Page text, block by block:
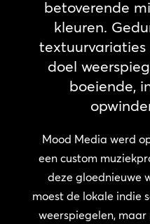
betoverende
kleuren.
textuurvariaties
doel
boeiende,
Mood Media werd
een custom
deze gloednieuwe
moest de lokale indie
weerspiegelen,